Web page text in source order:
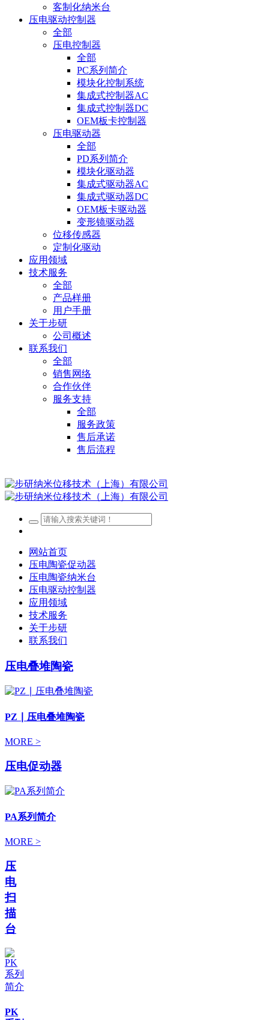
客制化纳米台
压电驱动控制器
全部
压电控制器
全部
PC系列简介
模块化控制系统
集成式控制器AC
集成式控制器DC
OEM板卡控制器
压电驱动器
全部
PD系列简介
模块化驱动器
集成式驱动器AC
集成式驱动器DC
OEM板卡驱动器
变形镜驱动器
位移传感器
定制化驱动
应用领域
技术服务
全部
产品样册
用户手册
关于步研
公司概述
联系我们
全部
销售网络
合作伙伴
服务支持
全部
服务政策
售后承诺
售后流程
网站首页
压电陶瓷促动器
压电陶瓷纳米台
压电驱动控制器
应用领域
技术服务
关于步研
联系我们
压电叠堆陶瓷
PZ ∣ 压电叠堆陶瓷
MORE >
压电促动器
PA系列简介
MORE >
压
电
扫
描
台
PK